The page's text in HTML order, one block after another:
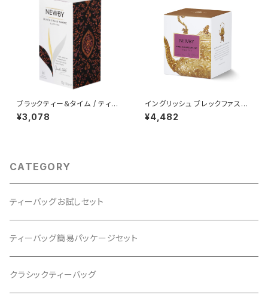
ブラックティー＆タイム / ティー
バッグ25個入り
¥3,078
イングリッシュ ブレックファスト
/ リーフ(茶葉)100g入り BOX
¥4,482
CATEGORY
ティーバッグお試しセット
ティーバッグ簡易パッケージセット
クラシックティーバッグ